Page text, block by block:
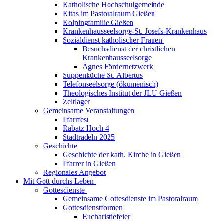
Katholische Hochschulgemeinde
Kitas im Pastoralraum Gießen
Kolpingfamilie Gießen
Krankenhausseelsorge-St. Josefs-Krankenhaus
Sozialdienst katholischer Frauen
Besuchsdienst der christlichen
Krankenhausseelsorge
Agnes Fördernetzwerk
Suppenküche St. Albertus
Telefonseelsorge (ökumenisch)
Theologisches Institut der JLU Gießen
Zeltlager
Gemeinsame Veranstaltungen
Pfarrfest
Rabatz Hoch 4
Stadtradeln 2025
Geschichte
Geschichte der kath. Kirche in Gießen
Pfarrer in Gießen
Regionales Angebot
Mit Gott durchs Leben
Gottesdienste
Gemeinsame Gottesdienste im Pastoralraum
Gottesdienstformen
Eucharistiefeier